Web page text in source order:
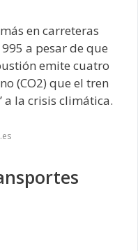
en carreteras
a pesar de que
emite cuatro
(CO2) que el tren
a la crisis climática.